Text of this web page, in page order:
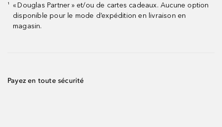
¹
« Douglas Partner » et/ou de cartes cadeaux. Aucune option
disponible pour le mode d’expédition en livraison en
magasin.
Payez en toute sécurité